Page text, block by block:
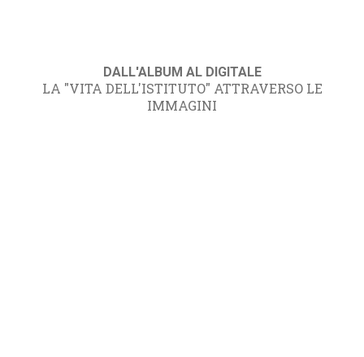
DALL'ALBUM AL DIGITALE
LA "VITA DELL'ISTITUTO" ATTRAVERSO LE
IMMAGINI